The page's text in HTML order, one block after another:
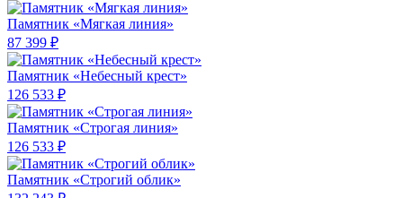
Памятник «Мягкая линия»
87 399 ₽
Памятник «Небесный крест»
126 533 ₽
Памятник «Строгая линия»
126 533 ₽
Памятник «Строгий облик»